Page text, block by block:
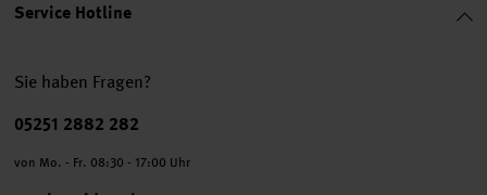
Service Hotline
Sie haben Fragen?
Telefonnummer
05251 2882 282
von Mo. - Fr. 08:30 - 17:00 Uhr